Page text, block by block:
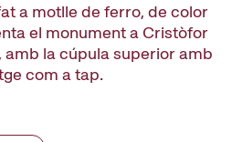
a motlle de ferro, de color
el monument a Cristòfor
amb la cúpula superior amb
com a tap.